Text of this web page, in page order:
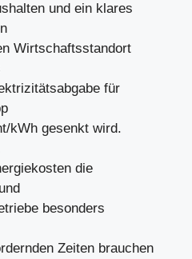
und ein klares
Wirtschaftsstandort
für
kWh gesenkt wird.
die
besonders
Zeiten brauchen